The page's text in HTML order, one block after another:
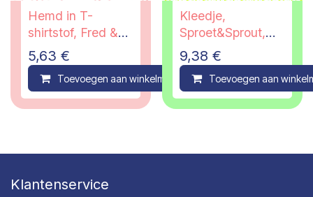
Hemd in T-
shirtstof, Fred &
Ginger, 2 jaar
5,63 €
Toevoegen aan winkelmandje Compare
Kleedje,
Sproet&Sprout,
3/4 jaar
9,38 €
Toevoegen aan
Klantenservice